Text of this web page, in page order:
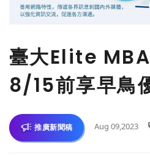
臺大Elite
8/15前享早鳥
推廣新聞稿 Aug 09,2023